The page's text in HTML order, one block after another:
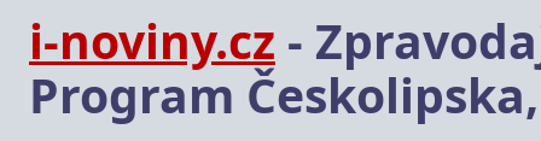
i-noviny.cz -
Program